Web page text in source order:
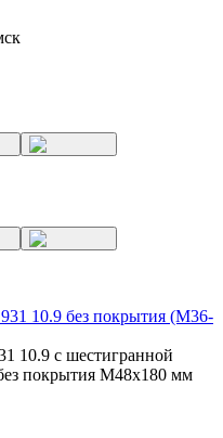
10.9 без покрытия (M36-
10.9 с шестигранной
покрытия M48x180 мм